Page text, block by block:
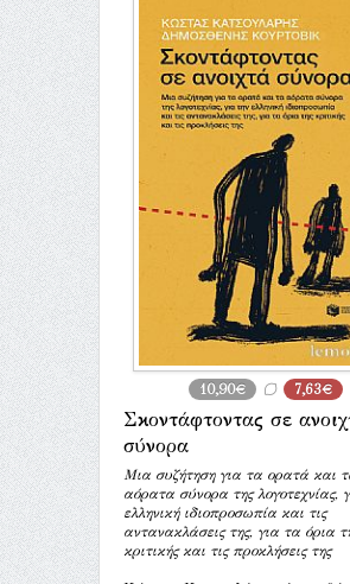
10,90€ 7,63€
Σκοντάφτοντας σε
σύνορα
Μια συζήτηση για τα ορατά και
αόρατα σύνορα της λογοτεχνίας,
ελληνική ιδιοπροσωπία και τις
αντανακλάσεις της, για τα όρια
κριτικής και τις προκλήσεις της